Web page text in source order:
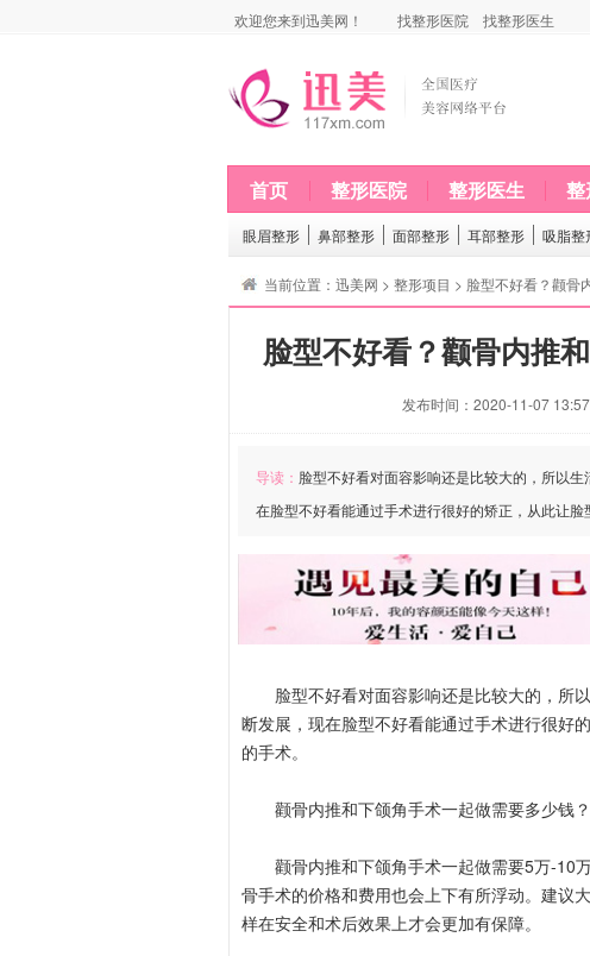
欢迎您来到迅美网！ 找整形医院 找整形医生
首页 整形医院 整形医生 整
眼眉整形 鼻部整形 面部整形 耳部整形 吸脂整
当前位置： 迅美网 > 整形项目 > 脸型不好看？颧骨
脸型不好看？颧骨内推
发布时间：2020-11-07
导读： 脸型不好看对面容影响还是比较大的，所以
在脸型不好看能通过手术进行很好的矫正，从此让
脸型不好看对面容影响还是比较大的，所
断发展，现在脸型不好看能通过手术进行很好
的手术。
颧骨内推和下颌角手术一起做需要多少钱？
颧骨内推和下颌角手术一起做需要5万-10
骨手术的价格和费用也会上下有所浮动。建议
样在安全和术后效果上才会更加有保障。